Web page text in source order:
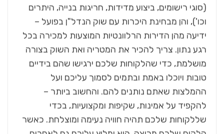
(סוגי רישומים, ביצוע מדידות, חריגות בנייה, היתרים
וכו'), והן מבחינת היכרות עם שוק הנדל"ן בפועל –
ידיעה מהן הדירות הרלוונטיות המוצעות למכירה בכל
רגע נתון. צריך להכיר את המטריה ואת השוק בצורה
מושלמת, כדי שהלקוחות שלכם ירגישו שהם בידיים
טובות ויוכלו באמת ובתמים לסמוך עליכם ועל
ההמלצות שאתם נותנים להם. והחשוב ביותר –
להקפיד על אמינות, שקיפות ומקצועיות, בכדי
שללקוחות שלכם תהיה חוויה נעימה ומוצלחת. כאשר